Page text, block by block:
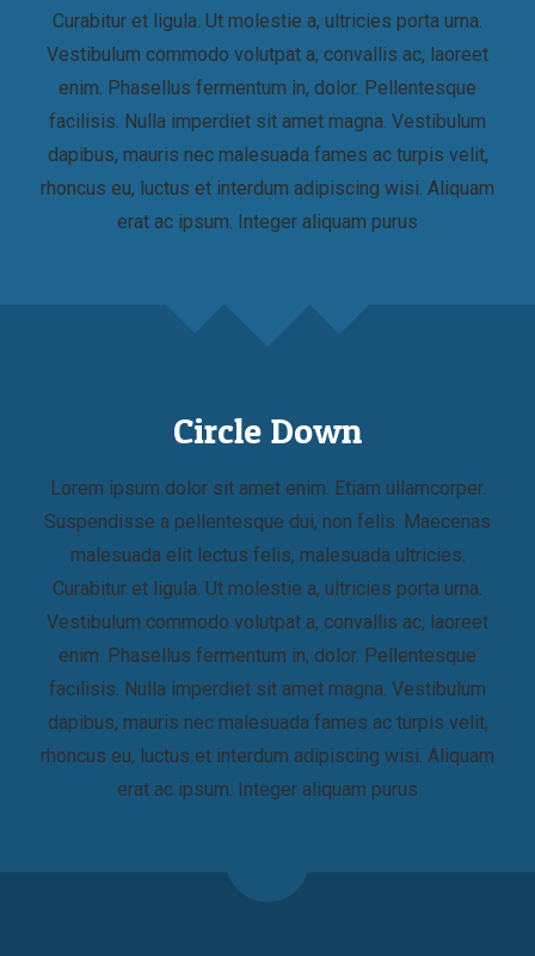
Curabitur et ligula. Ut molestie a, ultricies porta urna.
Vestibulum commodo volutpat a, convallis ac, laoreet
enim. Phasellus fermentum in, dolor. Pellentesque
facilisis. Nulla imperdiet sit amet magna. Vestibulum
dapibus, mauris nec malesuada fames ac turpis velit,
rhoncus eu, luctus et interdum adipiscing wisi. Aliquam
erat ac ipsum. Integer aliquam purus
Circle Down
Lorem ipsum dolor sit amet enim. Etiam ullamcorper.
Suspendisse a pellentesque dui, non felis. Maecenas
malesuada elit lectus felis, malesuada ultricies.
Curabitur et ligula. Ut molestie a, ultricies porta urna.
Vestibulum commodo volutpat a, convallis ac, laoreet
enim. Phasellus fermentum in, dolor. Pellentesque
facilisis. Nulla imperdiet sit amet magna. Vestibulum
dapibus, mauris nec malesuada fames ac turpis velit,
rhoncus eu, luctus et interdum adipiscing wisi. Aliquam
erat ac ipsum. Integer aliquam purus